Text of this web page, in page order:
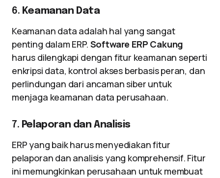
6. Keamanan Data
Keamanan data adalah hal yang sangat
penting dalam ERP. Software ERP Cakung
harus dilengkapi dengan fitur keamanan seperti
enkripsi data, kontrol akses berbasis peran, dan
perlindungan dari ancaman siber untuk
menjaga keamanan data perusahaan.
7. Pelaporan dan Analisis
ERP yang baik harus menyediakan fitur
pelaporan dan analisis yang komprehensif. Fitur
ini memungkinkan perusahaan untuk membuat